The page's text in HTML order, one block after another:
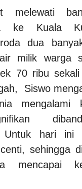
melewati
ke Kuala
dua
milik warga
70 ribu
Siswo
mengalami
Untuk hari ini
sehingga
mencapai